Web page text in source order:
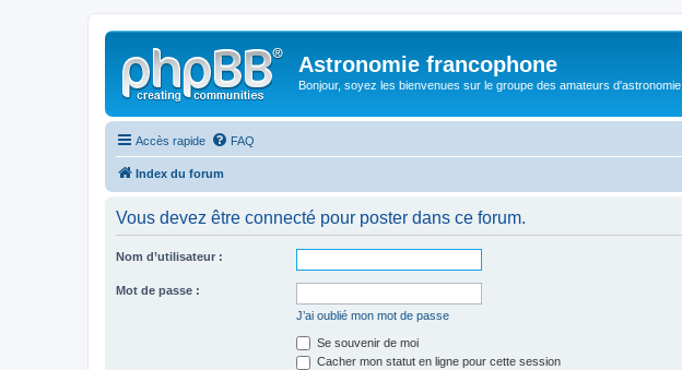
Astronomie francophone
Bonjour, soyez les bienvenues sur le groupe des amateurs d'astronomie.
Accès rapide FAQ
Index du forum
Vous devez être connecté pour poster dans ce forum.
Nom d’utilisateur :
Mot de passe :
J’ai oublié mon mot de passe
Se souvenir de moi
Cacher mon statut en ligne pour cette session